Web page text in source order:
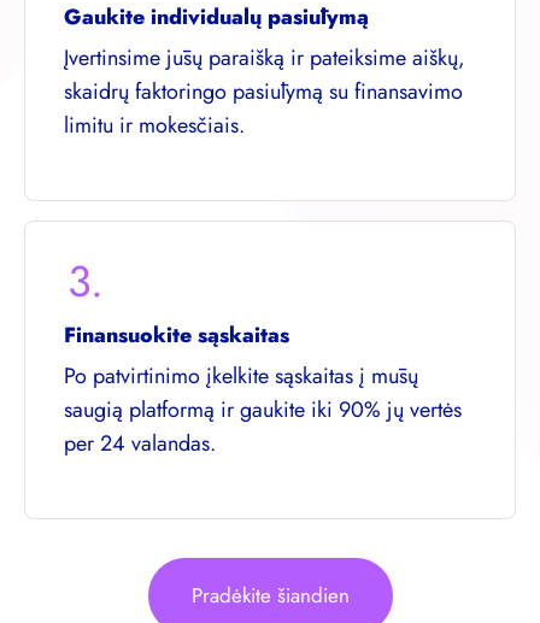
Gaukite individualų pasiūlymą
Įvertinsime jūsų paraišką ir pateiksime aiškų,
skaidrų faktoringo pasiūlymą su finansavimo
limitu ir mokesčiais.
3.
Finansuokite sąskaitas
Po patvirtinimo įkelkite sąskaitas į mūsų
saugią platformą ir gaukite iki 90% jų vertės
per 24 valandas.
Pradėkite šiandien